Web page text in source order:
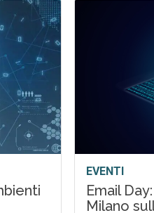
EVENTI
Email
Milano